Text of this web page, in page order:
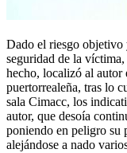
Dado el riesgo objetivo
seguridad de la
hecho, localizó al autor
puertorrealeña, tras lo
sala Cimacc, los
autor, que desoía
poniendo en peligro su
alejándose a nado